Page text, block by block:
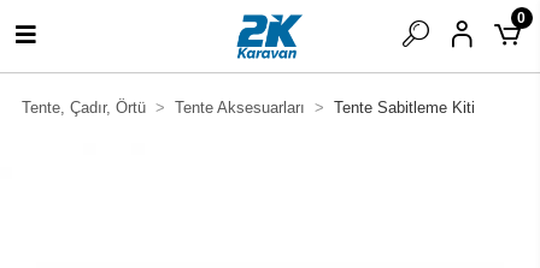
0
Tente, Çadır, Örtü Tente Aksesuarları Tente Sabitleme Kiti